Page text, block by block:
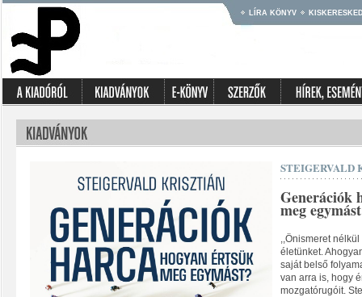
LÍRA KÖNYV
STEIGERVALD
Generációk
meg
,,Önismeret
életünket.
saját belső
van arra is, hogy
mozgatórugóit.